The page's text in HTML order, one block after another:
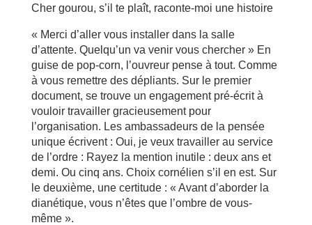
Cher gourou, s’il te plaît, raconte-moi une histoire
« Merci d’aller vous installer dans la salle
d’attente. Quelqu’un va venir vous chercher » En
guise de pop-corn, l’ouvreur pense à tout. Comme
à vous remettre des dépliants. Sur le premier
document, se trouve un engagement pré-écrit à
vouloir travailler gracieusement pour
l’organisation. Les ambassadeurs de la pensée
unique écrivent : Oui, je veux travailler au service
de l’ordre : Rayez la mention inutile : deux ans et
demi. Ou cinq ans. Choix cornélien s’il en est. Sur
le deuxième, une certitude : « Avant d’aborder la
dianétique, vous n’êtes que l’ombre de vous-
même ».